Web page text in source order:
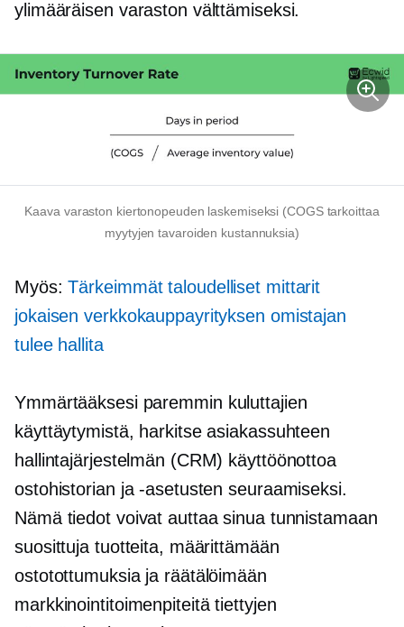
ylimääräisen varaston välttämiseksi.
Kaava varaston kiertonopeuden laskemiseksi (COGS tarkoittaa
myytyjen tavaroiden kustannuksia)
Myös:Tärkeimmät taloudelliset mittarit
jokaisen verkkokauppayrityksen omistajan
tulee hallita
Ymmärtääksesi paremmin kuluttajien
käyttäytymistä, harkitse asiakassuhteen
hallintajärjestelmän (CRM) käyttöönottoa
ostohistorian ja -asetusten seuraamiseksi.
Nämä tiedot voivat auttaa sinua tunnistamaan
suosittuja tuotteita, määrittämään
ostotottumuksia ja räätälöimään
markkinointitoimenpiteitä tiettyjen